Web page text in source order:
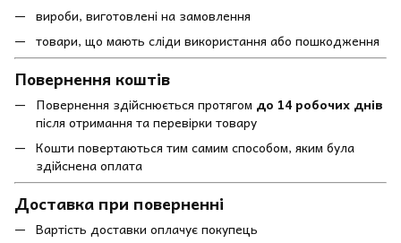
вироби, виготовлені на замовлення
товари, що мають сліди використання або пошкодження
Повернення коштів
Повернення здійснюється протягом до 14 робочих днів
після отримання та перевірки товару
Кошти повертаються тим самим способом, яким була
здійснена оплата
Доставка при поверненні
Вартість доставки оплачує покупець